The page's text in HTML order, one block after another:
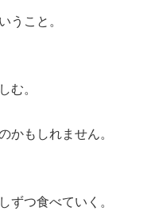
うこと。
む。
かもしれません。
ずつ食べていく。